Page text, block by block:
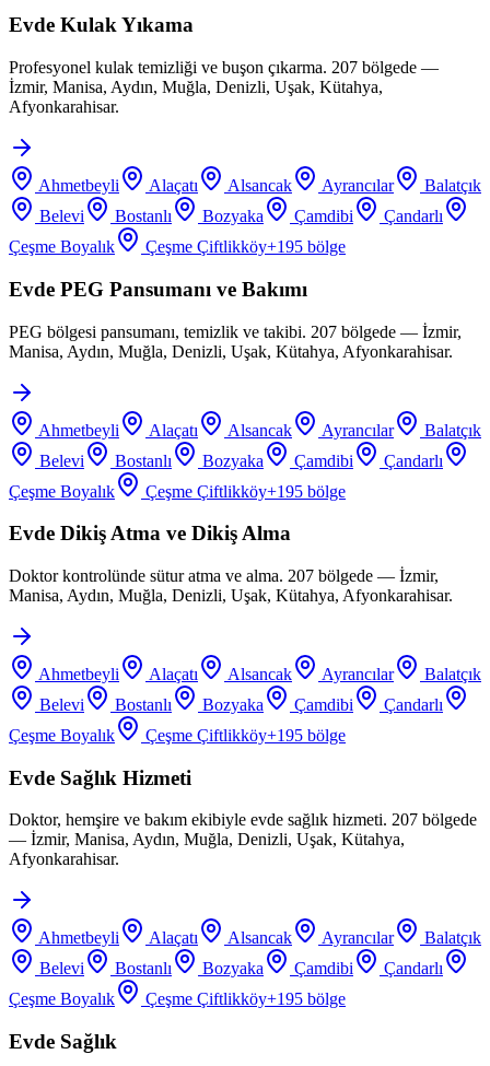
Evde Kulak Yıkama
Profesyonel kulak temizliği ve buşon çıkarma. 207 bölgede —
İzmir, Manisa, Aydın, Muğla, Denizli, Uşak, Kütahya,
Afyonkarahisar.
Ahmetbeyli Alaçatı Alsancak Ayrancılar
Balatçık
Belevi
Bostanlı Bozyaka Çamdibi
Çandarlı
Çeşme Boyalık
Çeşme Çiftlikköy+195 bölge
Evde PEG Pansumanı ve Bakımı
PEG bölgesi pansumanı, temizlik ve takibi. 207 bölgede — İzmir,
Manisa, Aydın, Muğla, Denizli, Uşak, Kütahya, Afyonkarahisar.
Ahmetbeyli Alaçatı Alsancak Ayrancılar
Balatçık
Belevi
Bostanlı Bozyaka Çamdibi
Çandarlı
Çeşme Boyalık
Çeşme Çiftlikköy+195 bölge
Evde Dikiş Atma ve Dikiş Alma
Doktor kontrolünde sütur atma ve alma. 207 bölgede — İzmir,
Manisa, Aydın, Muğla, Denizli, Uşak, Kütahya, Afyonkarahisar.
Ahmetbeyli Alaçatı Alsancak Ayrancılar
Balatçık
Belevi
Bostanlı Bozyaka Çamdibi
Çandarlı
Çeşme Boyalık
Çeşme Çiftlikköy+195 bölge
Evde Sağlık Hizmeti
Doktor, hemşire ve bakım ekibiyle evde sağlık hizmeti. 207 bölgede
— İzmir, Manisa, Aydın, Muğla, Denizli, Uşak, Kütahya,
Afyonkarahisar.
Ahmetbeyli Alaçatı Alsancak Ayrancılar
Balatçık
Belevi
Bostanlı Bozyaka Çamdibi
Çandarlı
Çeşme Boyalık
Çeşme Çiftlikköy+195 bölge
Evde Sağlık